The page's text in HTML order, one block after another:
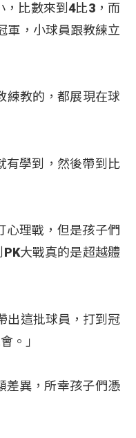
，比數來到4比3，而
軍，小球員跟教練立
練教的，都展現在球
有學到，然後帶到比
心理戰，但是孩子們
大戰真的是超越體
出這批球員，打到冠
。」
差異，所幸孩子們憑